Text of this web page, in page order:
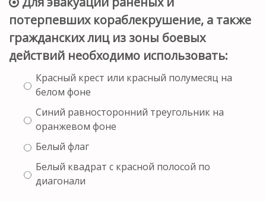
потерпевших кораблекрушение, а также
гражданских лиц из зоны боевых
действий необходимо использовать:
Красный крест или красный полумесяц на
белом фоне
Синий равносторонний треугольник на
оранжевом фоне
Белый флаг
Белый квадрат с красной полосой по
диагонали